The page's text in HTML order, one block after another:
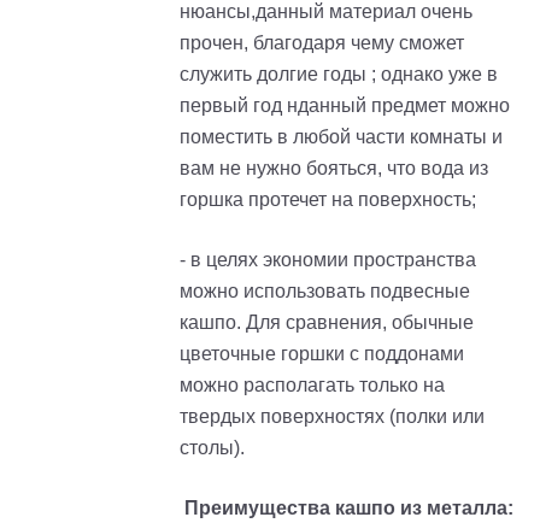
нюансы,данный материал очень
прочен, благодаря чему сможет
служить долгие годы ; однако уже в
первый год нданный предмет можно
поместить в любой части комнаты и
вам не нужно бояться, что вода из
горшка протечет на поверхность;
- в целях экономии пространства
можно использовать подвесные
кашпо. Для сравнения, обычные
цветочные горшки с поддонами
можно располагать только на
твердых поверхностях (полки или
столы).
Преимущества кашпо из металла: